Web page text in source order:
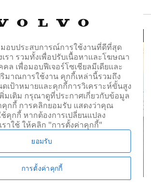
Twin Performance 7 seats
มอบประสบการณ์การใช้งานที่ดีที่สุด
เรา รวมทั้งเพื่อปรับเนื้อหาและโฆษณา
ล เพื่อมอบฟีเจอร์โซเชียลมีเดียและ
ริมาณการใช้งาน คุกกี้เหล่านี้รวมถึง
เป้าหมายและคุกกี้การวิเคราะห์ขั้นสูง
มเติม กรุณาดูที่ประกาศเกี่ยวกับข้อมูล
คุกกี้ การคลิกยอมรับ แสดงว่าคุณ
คุกกี้ หากต้องการเปลี่ยนแปลง
ราใช้ ให้คลิก "การตั้งค่าคุกกี้"
ยอมรับ
การตั้งค่าคุกกี้